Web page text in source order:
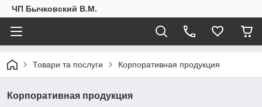
ЧП Бычковский В.М.
Товари та послуги Корпоративная продукция
Корпоративная продукция